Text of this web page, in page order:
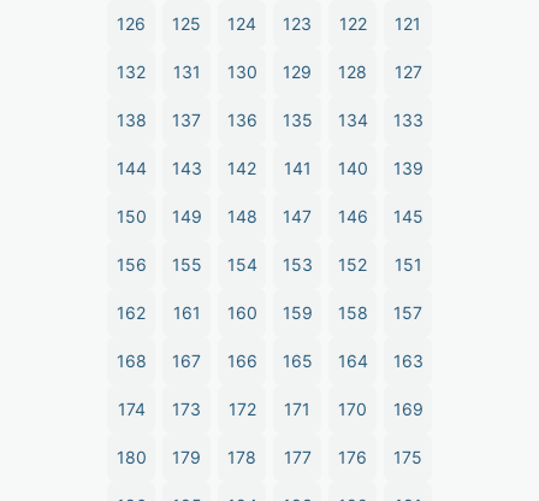
121
122
123
124
125
126
127
128
129
130
131
132
133
134
135
136
137
138
139
140
141
142
143
144
145
146
147
148
149
150
151
152
153
154
155
156
157
158
159
160
161
162
163
164
165
166
167
168
169
170
171
172
173
174
175
176
177
178
179
180